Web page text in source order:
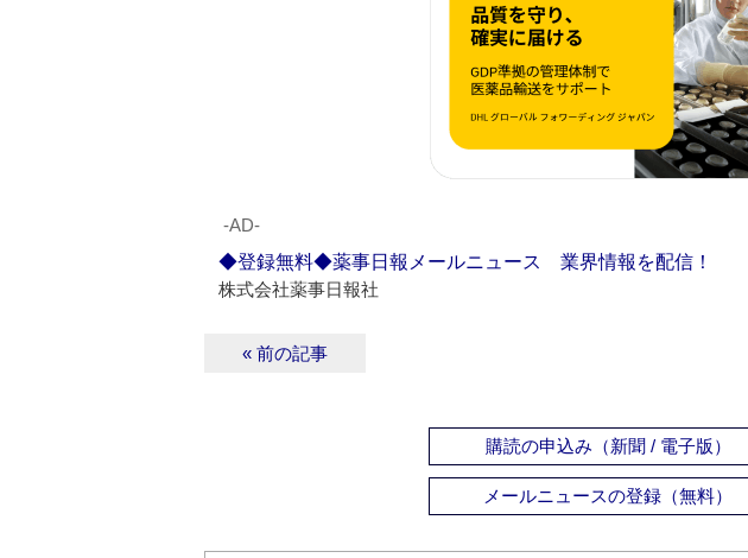
‐AD‐
◆登録無料◆薬事日報メールニュース 業界情報を配信！
株式会社薬事日報社
« 前の記事
購読の申込み（新聞 / 電子版）
メールニュースの登録（無料）